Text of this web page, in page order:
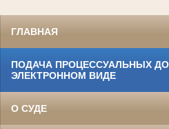
ГЛАВНАЯ
ПОДАЧА ПРОЦЕССУАЛЬНЫХ
ЭЛЕКТРОННОМ ВИДЕ
О СУДЕ